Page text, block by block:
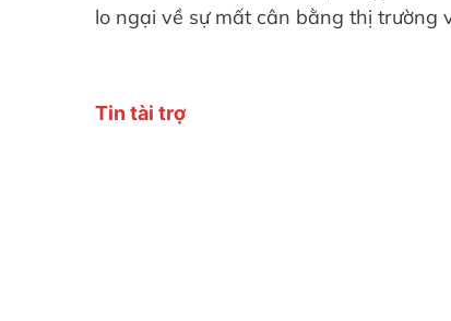
lo ngại về sự mất cân bằng thị trường